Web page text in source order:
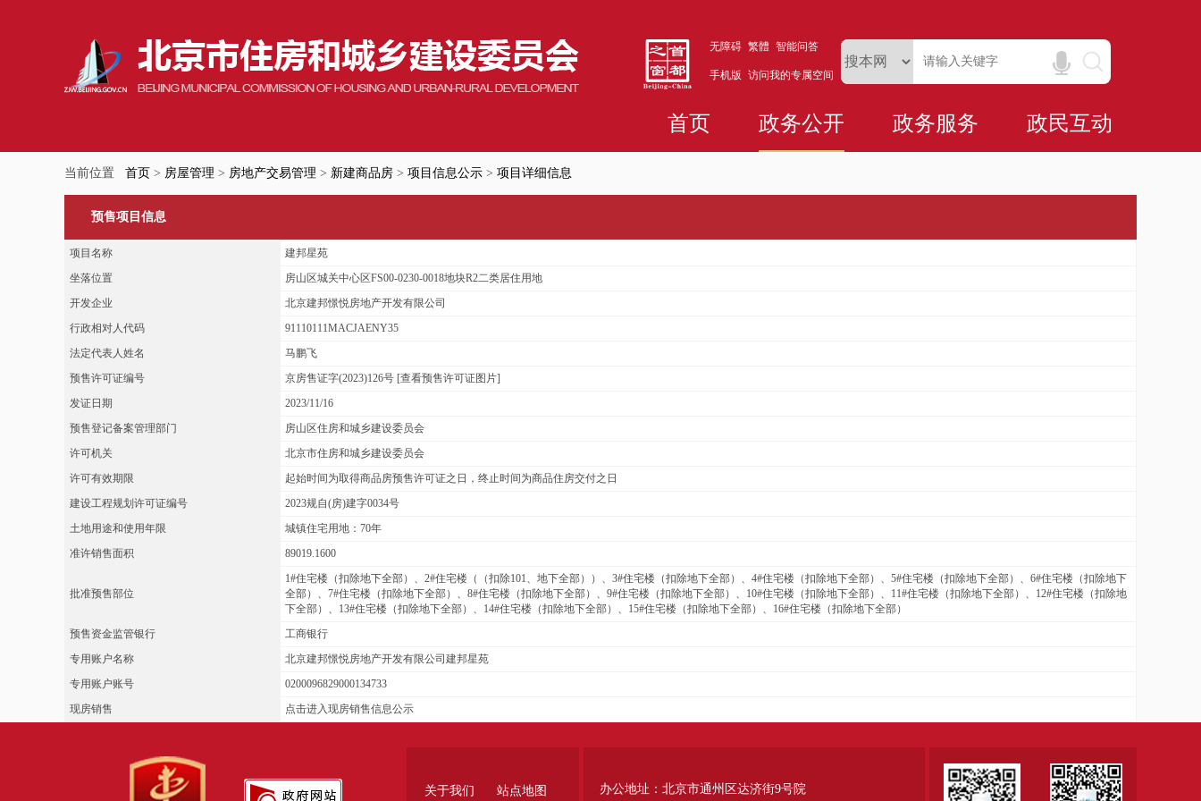
无障碍 繁體 智能问答
手机版 访问我的专属空间
首页 政务公开 政务服务 政民互动
当前位置 首页 > 房屋管理 > 房地产交易管理 > 新建商品房 > 项目信息公示 > 项目详细信息
预售项目信息
项目名称
建邦星苑
坐落位置
房山区城关中心区FS00-0230-0018地块R2二类居住用地
开发企业
北京建邦憬悦房地产开发有限公司
行政相对人代码
91110111MACJAENY35
法定代表人姓名
马鹏飞
预售许可证编号
京房售证字(2023)126号 [查看预售许可证图片]
发证日期
2023/11/16
预售登记备案管理部门
房山区住房和城乡建设委员会
许可机关
北京市住房和城乡建设委员会
许可有效期限
起始时间为取得商品房预售许可证之日，终止时间为商品住房交付之日
建设工程规划许可证编号
2023规自(房)建字0034号
土地用途和使用年限
城镇住宅用地：70年
准许销售面积
89019.1600
批准预售部位
1#住宅楼（扣除地下全部）、2#住宅楼（（扣除101、地下全部））、3#住宅楼（扣除地下全部）、4#住宅楼（扣除地下全部）、5#住宅楼（扣除地下全部）、6#住宅楼（扣除地下
全部）、7#住宅楼（扣除地下全部）、8#住宅楼（扣除地下全部）、9#住宅楼（扣除地下全部）、10#住宅楼（扣除地下全部）、11#住宅楼（扣除地下全部）、12#住宅楼（扣除地
下全部）、13#住宅楼（扣除地下全部）、14#住宅楼（扣除地下全部）、15#住宅楼（扣除地下全部）、16#住宅楼（扣除地下全部）
预售资金监管银行
工商银行
专用账户名称
北京建邦憬悦房地产开发有限公司建邦星苑
专用账户账号
0200096829000134733
现房销售
点击进入现房销售信息公示
关于我们 站点地图 办公地址：北京市通州区达济街9号院